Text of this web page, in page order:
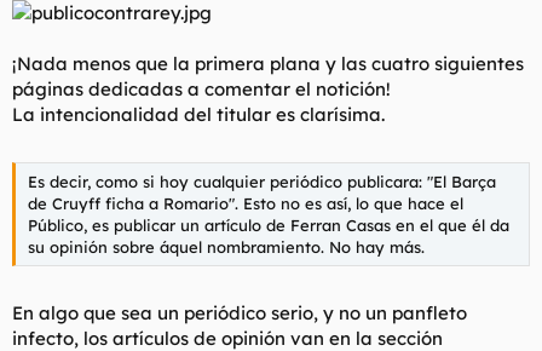
¡Nada menos que la primera plana y las cuatro siguientes
páginas dedicadas a comentar el notición!
La intencionalidad del titular es clarísima.
Es decir, como si hoy cualquier periódico publicara: "El Barça
de Cruyff ficha a Romario". Esto no es así, lo que hace el
Público, es publicar un artículo de Ferran Casas en el que él da
su opinión sobre áquel nombramiento. No hay más.
En algo que sea un periódico serio, y no un panfleto
infecto, los artículos de opinión van en la sección